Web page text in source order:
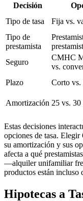
Decisión
Tipo de tasa
Fija vs.
Tipo de
prestamista
Seguro
CMHC
vs.
Plazo
Corto vs.
Amortización 25 vs. 30
Estas decisiones
opciones de tasa.
su amortización y sus
afecta a qué
—alquiler unifamiliar
productos están incluso
Hipotecas a